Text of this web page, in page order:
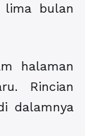
lima bulan
halaman
Rincian
dalamnya